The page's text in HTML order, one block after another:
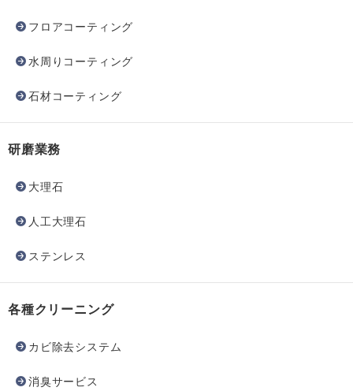
フロアコーティング
水周りコーティング
石材コーティング
研磨業務
大理石
人工大理石
ステンレス
各種クリーニング
カビ除去システム
消臭サービス